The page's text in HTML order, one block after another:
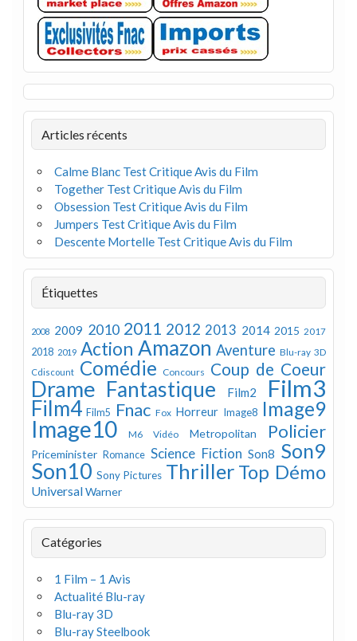
Articles récents
Calme Blanc Test Critique Avis du Film
Together Test Critique Avis du Film
Obsession Test Critique Avis du Film
Jumpers Test Critique Avis du Film
Descente Mortelle Test Critique Avis du Film
Étiquettes
2008 2009 2010 2011 2012 2013 2014 2015 2017
2018 2019 Action Amazon Aventure Blu-ray 3D
Cdiscount Comédie Concours Coup de Coeur
Drame Fantastique Film2 Film3
Film4 Film5 Fnac Fox Horreur Image8 Image9
Image10 M6 Vidéo Metropolitan Policier
Priceminister Romance Science Fiction Son8 Son9
Son10 Sony Pictures Thriller Top Démo
UniversalWarner
Catégories
1 Film – 1 Avis
Actualité Blu-ray
Blu-ray 3D
Blu-ray Steelbook